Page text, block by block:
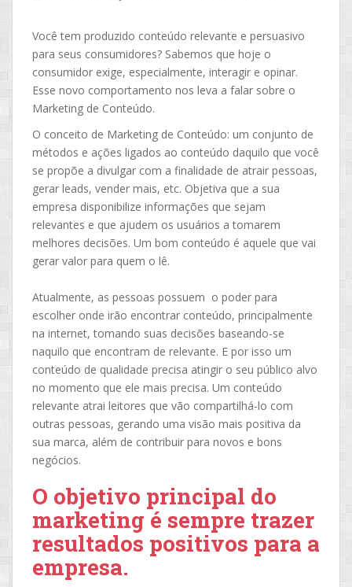
Você tem produzido conteúdo relevante e persuasivo
para seus consumidores? Sabemos que hoje o
consumidor exige, especialmente, interagir e opinar.
Esse novo comportamento nos leva a falar sobre o
Marketing de Conteúdo.
O conceito de Marketing de Conteúdo: um conjunto de
métodos e ações ligados ao conteúdo daquilo que você
se propõe a divulgar com a finalidade de atrair pessoas,
gerar leads, vender mais, etc. Objetiva que a sua
empresa disponibilize informações que sejam
relevantes e que ajudem os usuários a tomarem
melhores decisões. Um bom conteúdo é aquele que vai
gerar valor para quem o lê.
Atualmente, as pessoas possuem o poder para
escolher onde irão encontrar conteúdo, principalmente
na internet, tomando suas decisões baseando-se
naquilo que encontram de relevante. E por isso um
conteúdo de qualidade precisa atingir o seu público alvo
no momento que ele mais precisa. Um conteúdo
relevante atrai leitores que vão compartilhá-lo com
outras pessoas, gerando uma visão mais positiva da
sua marca, além de contribuir para novos e bons
negócios.
O objetivo principal do
marketing é sempre trazer
resultados positivos para a
empresa.